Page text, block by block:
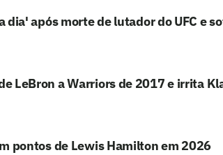
dia' após morte de lutador do UFC e
LeBron a Warriors de 2017 e irrita
pontos de Lewis Hamilton em 2026